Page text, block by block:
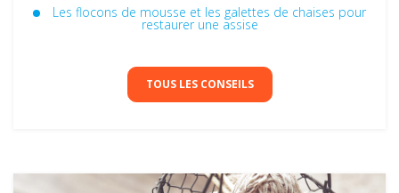
Les flocons de mousse et les galettes de chaises pour
restaurer une assise
TOUS LES CONSEILS